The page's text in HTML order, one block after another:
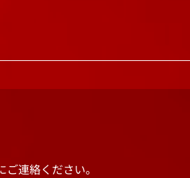
連絡ください。